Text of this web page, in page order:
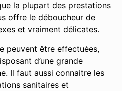
la plupart des prestations
offre le déboucheur de
et vraiment délicates.
peuvent être effectuées,
d’une grande
Il faut aussi connaitre les
sanitaires et